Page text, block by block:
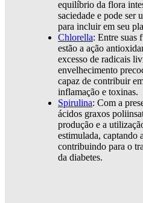
equilíbrio da flora
saciedade e pode ser
para incluir em seu
Chlorella: Entre suas
estão a ação
excesso de radicais
envelhecimento
capaz de contribuir
inflamação e toxinas.
Spirulina: Com a
ácidos graxos
produção e a
estimulada, captando
contribuindo para o
da diabetes.